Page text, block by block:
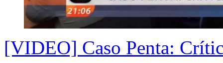
[VIDEO] Caso Penta: